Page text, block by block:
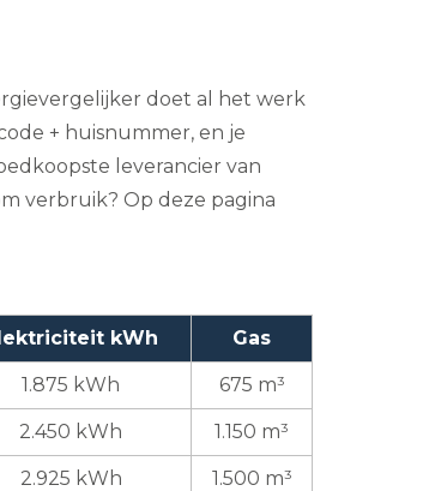
doet al het werk
+ huisnummer, en je
leverancier van
verbruik? Op deze pagina
kWh Gas
1.875 kWh 675 m³
2.450 kWh 1.150 m³
2.925 kWh 1.500 m³